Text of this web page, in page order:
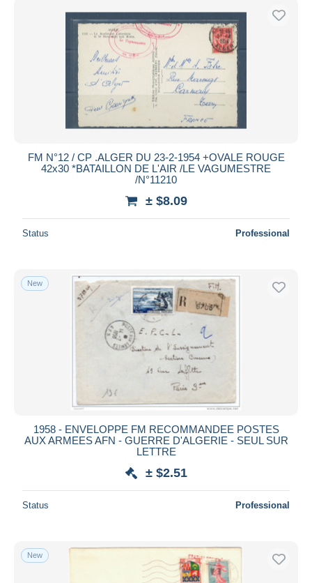
FM N°12 / CP .ALGER DU 23-2-1954 +OVALE ROUGE
42x30 *BATAILLON DE L'AIR /LE VAGUMESTRE
/N°11210
± $8.09
Status Professional
New
1958 - ENVELOPPE FM RECOMMANDEE POSTES
AUX ARMEES AFN - GUERRE D'ALGERIE - SEUL SUR
LETTRE
± $2.51
Status Professional
New